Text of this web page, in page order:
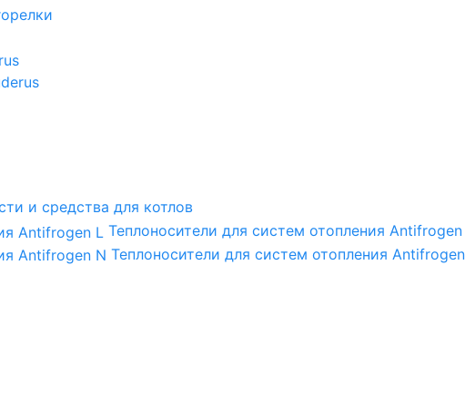
и средства для котлов
Теплоносители для систем отопления
Теплоносители для систем отопления